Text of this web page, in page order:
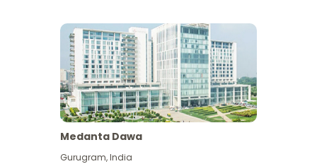
Medanta Dawa
Gurugram,India